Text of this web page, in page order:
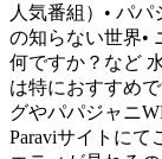
人気番組）• パパ
の知らない世界•
何ですか？など
は特におすすめ
グやパパジャニ
Paraviサイトにて